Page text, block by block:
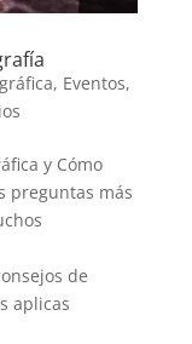
, Eventos,
y Cómo
preguntas más
de
aplicas